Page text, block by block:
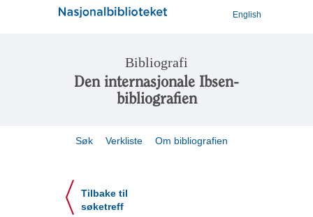
English
Bibliografi
Den internasjonale Ibsen-
bibliografien
Søk Verkliste Om bibliografien
Tilbake til
søketreff